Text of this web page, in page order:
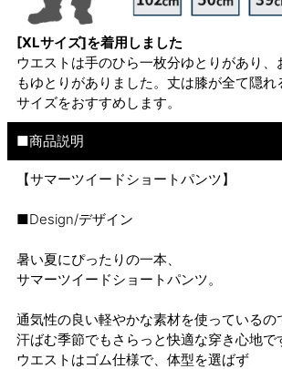
[XLサイズ]を着用しました
ウエストは手のひら一枚分ゆとりがあり、
もゆとりがありました。丈は膝が全て隠れ
サイズをおすすめします。
■商品説明
【サマーツイードショートパンツ】
■Design/デザイン
暑い夏にぴったりの一本、
サマーツイードショートパンツ。
通気性の良い軽やかな素材を使っているの
汗ばむ季節でもさらっと快適な穿き心地で
ウエストはゴム仕様で、体型を選ばず